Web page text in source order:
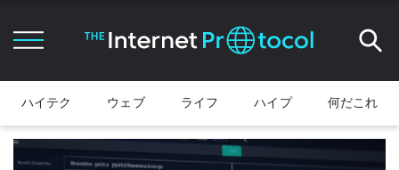
ハイテク ウェブ ライフ ハイプ 何だこれ